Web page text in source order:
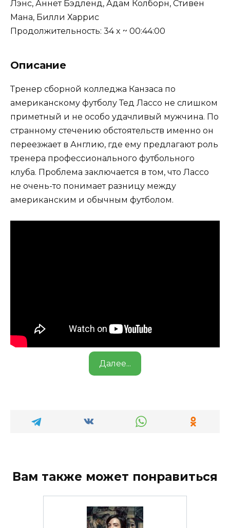
Лэнс, Аннет Бэдленд, Адам Колборн, Стивен
Мана, Билли Харрис
Продолжительность: 34 x ~ 00:44:00
Описание
Тренер сборной колледжа Канзаса по
американскому футболу Тед Лассо не слишком
приметный и не особо удачливый мужчина. По
странному стечению обстоятельств именно он
переезжает в Англию, где ему предлагают роль
тренера профессионального футбольного
клуба. Проблема заключается в том, что Лассо
не очень-то понимает разницу между
американским и обычным футболом.
Далее...
Вам также может понравиться